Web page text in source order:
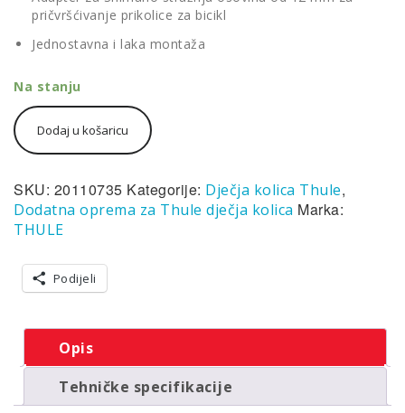
pričvršćivanje prikolice za bicikl
Jednostavna i laka montaža
Na stanju
Thule
Thru
Axle
209mm
(M12
x
1.5)
adapter
za
stražnju
osovinu
od
mm
Dodaj u košaricu
SKU: 20110735 Kategorije: Dječja kolica Thule,
Dodatna oprema za Thule dječja kolica Marka:
THULE
Podijeli
Opis
Tehničke specifikacije